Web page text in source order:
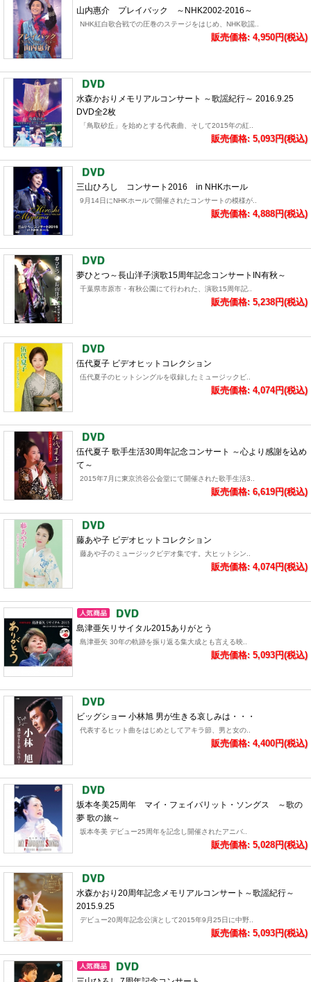
山内惠介 プレイバック ～NHK2002-2016～
NHK紅白歌合戦での圧巻のステージをはじめ、NHK歌謡..
販売価格: 4,950円(税込)
水森かおりメモリアルコンサート ～歌謡紀行～ 2016.9.25
DVD全2枚
「鳥取砂丘」を始めとする代表曲、そして2015年の紅..
販売価格: 5,093円(税込)
三山ひろし コンサート2016 in NHKホール
9月14日にNHKホールで開催されたコンサートの模様が..
販売価格: 4,888円(税込)
夢ひとつ～長山洋子演歌15周年記念コンサートIN有秋～
千葉県市原市・有秋公園にて行われた、演歌15周年記..
販売価格: 5,238円(税込)
伍代夏子 ビデオヒットコレクション
伍代夏子のヒットシングルを収録したミュージックビ..
販売価格: 4,074円(税込)
伍代夏子 歌手生活30周年記念コンサート ～心より感謝を込め
て～
2015年7月に東京渋谷公会堂にて開催された歌手生活3..
販売価格: 6,619円(税込)
藤あや子 ビデオヒットコレクション
藤あや子のミュージックビデオ集です。大ヒットシン..
販売価格: 4,074円(税込)
島津亜矢リサイタル2015ありがとう
島津亜矢 30年の軌跡を振り返る集大成とも言える映..
販売価格: 5,093円(税込)
ビッグショー 小林旭 男が生きる哀しみは・・・
代表するヒット曲をはじめとしてアキラ節、男と女の..
販売価格: 4,400円(税込)
坂本冬美25周年 マイ・フェイバリット・ソングス ～歌の
夢 歌の旅～
坂本冬美 デビュー25周年を記念し開催されたアニバ..
販売価格: 5,028円(税込)
水森かおり20周年記念メモリアルコンサート～歌謡紀行～
2015.9.25
デビュー20周年記念公演として2015年9月25日に中野..
販売価格: 5,093円(税込)